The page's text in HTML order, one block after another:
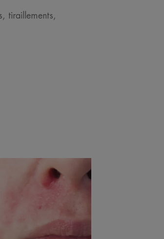
tiraillements,